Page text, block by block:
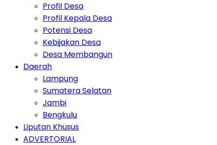
Profil Desa
Profil Kepala Desa
Potensi Desa
Kebijakan Desa
Desa Membangun
Daerah
Lampung
Sumatera Selatan
Jambi
Bengkulu
Liputan Khusus
ADVERTORIAL